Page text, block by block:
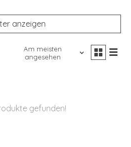
anzeigen
Am meisten
angesehen
gefunden!